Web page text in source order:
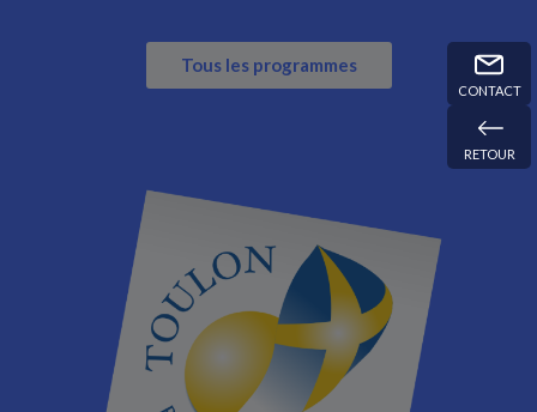
CONTACT
RETOUR
Tous les programmes